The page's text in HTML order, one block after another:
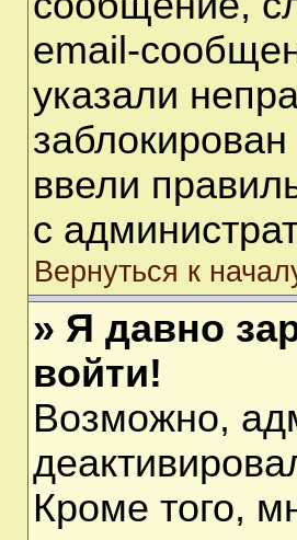
email-
указали
ввели
с
Вернуться к
» Я давно
войти!
Возможно,
Кроме того,